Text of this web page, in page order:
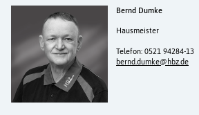
Bernd Dumke
Hausmeister
Telefon: 0521 94284-13
bernd.dumke@hbz.de